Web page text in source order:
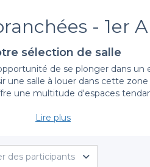
- 1er
sélection de salle
de se plonger dans
salle à louer dans cette
une multitude d'espaces
besoins et à toutes vos
Que vous souhaitiez un
Lire plus
des participants